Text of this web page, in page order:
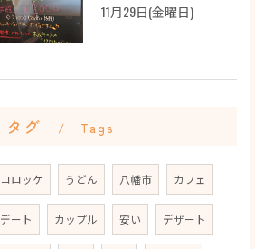
11月29日(金曜日)
タグ Tags
コロッケ うどん 八幡市 カフェ
デート カップル 安い デザート